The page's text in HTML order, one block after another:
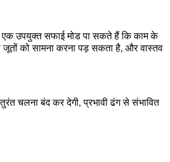
एक उपयुक्त सफाई मोड पा सकते हैं कि काम के
जूतों को सामना करना पड़ सकता है, और वास्तव
चलना बंद कर देगी, प्रभावी ढंग से संभावित